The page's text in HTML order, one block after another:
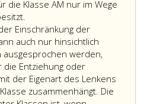
sind,
der
Behörde
den
oder
die Klasse AM nur im Wege
besonders
berücksichtigungswürdigen
Gründen
kann
von
der
Einschränkung der
auch nur hinsichtlich
ausgesprochen werden,
Entziehung oder
der Eigenart des Lenkens
zusammenhängt. Die